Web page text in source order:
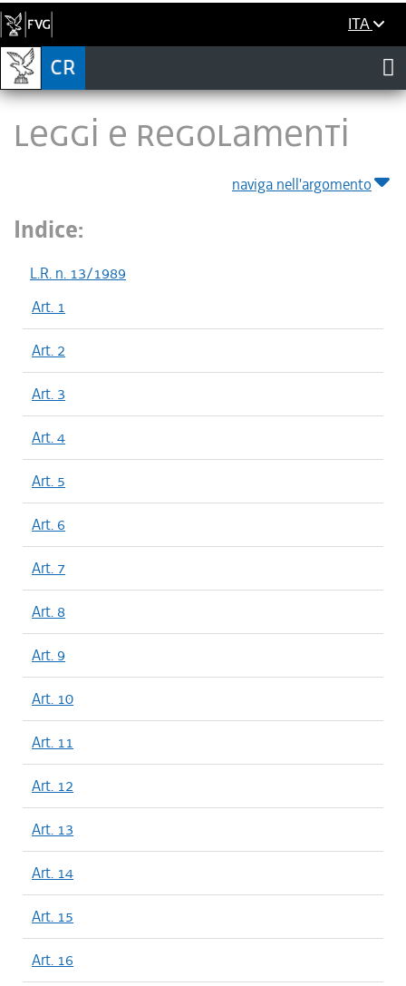
ITA
LEGGI E REGOLAMENTI
naviga nell'argomento
Indice:
L.R. n. 13/1989
Art. 1
Art. 2
Art. 3
Art. 4
Art. 5
Art. 6
Art. 7
Art. 8
Art. 9
Art. 10
Art. 11
Art. 12
Art. 13
Art. 14
Art. 15
Art. 16